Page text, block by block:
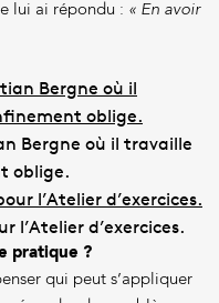
lui ai répondu : « En avoir
Bergne où il travaille
oblige.
l’Atelier d’exercices.
pratique ?
qui peut s’appliquer